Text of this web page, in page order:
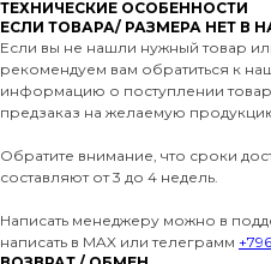
ТЕХНИЧЕСКИЕ ОСОБЕННОСТИ
ЕСЛИ ТОВАРА/ РАЗМЕРА НЕТ В
Если вы не нашли нужный товар
рекомендуем вам обратиться к
информацию о поступлении
предзаказ на желаемую
Обратите внимание, что сроки
составляют от 3 до 4 недель.
Написать менеджеру можно в
написать в MAX или телеграмм